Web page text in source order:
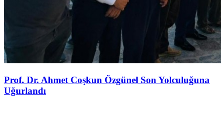
Prof. Dr. Ahmet Coşkun Özgünel Son Yolculuğuna
Uğurlandı